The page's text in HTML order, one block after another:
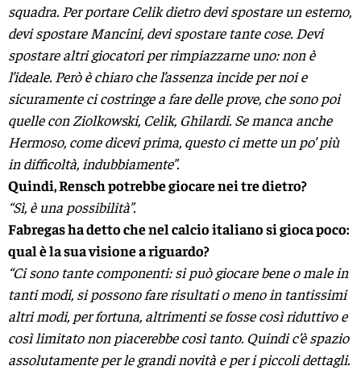
squadra. Per portare Celik dietro devi spostare un esterno,
devi spostare Mancini, devi spostare tante cose. Devi
spostare altri giocatori per rimpiazzarne uno: non è
l’ideale. Però è chiaro che l’assenza incide per noi e
sicuramente ci costringe a fare delle prove, che sono poi
quelle con Ziolkowski, Celik, Ghilardi. Se manca anche
Hermoso, come dicevi prima, questo ci mette un po’ più
in difficoltà, indubbiamente”.
Quindi, Rensch potrebbe giocare nei tre dietro?
“Sì, è una possibilità”.
Fabregas ha detto che nel calcio italiano si gioca poco:
qual è la sua visione a riguardo?
“Ci sono tante componenti: si può giocare bene o male in
tanti modi, si possono fare risultati o meno in tantissimi
altri modi, per fortuna, altrimenti se fosse così riduttivo e
così limitato non piacerebbe così tanto. Quindi c’è spazio
assolutamente per le grandi novità e per i piccoli dettagli.